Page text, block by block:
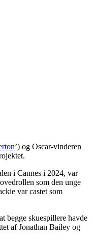
’) og Oscar-vinderen
i Cannes i 2024, var
som den unge
var castet som
begge skuespillere havde
af Jonathan Bailey og